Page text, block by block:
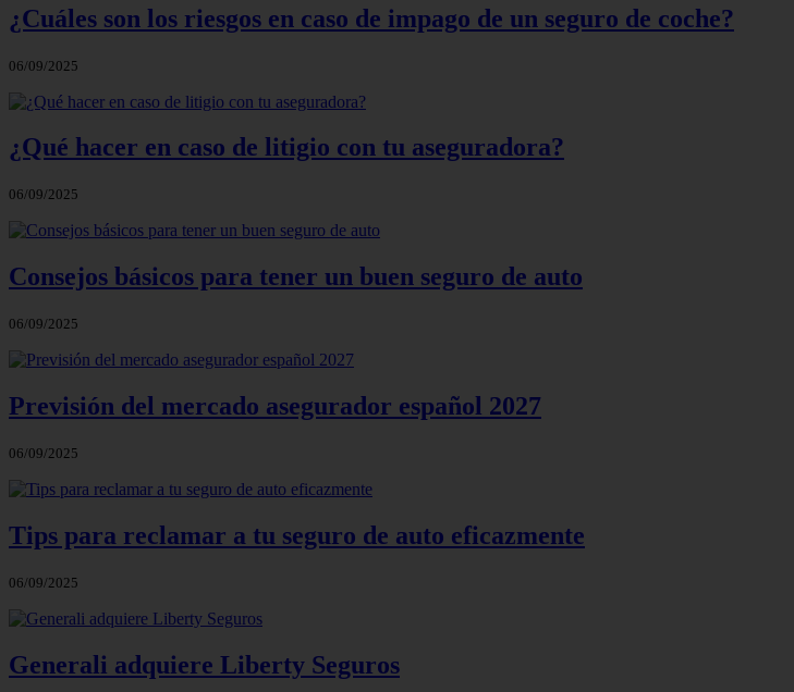
¿Cuáles son los riesgos en caso de impago de un seguro de coche?
06/09/2025
¿Qué hacer en caso de litigio con tu aseguradora?
06/09/2025
Consejos básicos para tener un buen seguro de auto
06/09/2025
Previsión del mercado asegurador español 2027
06/09/2025
Tips para reclamar a tu seguro de auto eficazmente
06/09/2025
Generali adquiere Liberty Seguros